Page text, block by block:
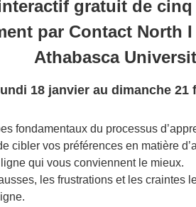
gratuit de
par Contact North
Athabasca
18 janvier au dimanche 21
fondamentaux du processus
cibler vos préférences en matière
qui vous conviennent le mieux.
les frustrations et les craintes